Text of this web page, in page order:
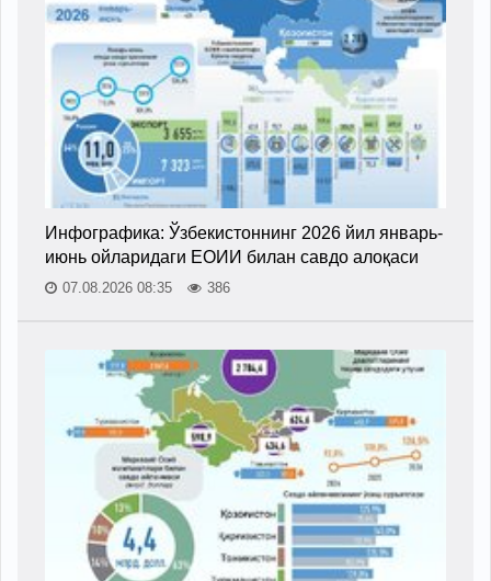
Инфографика: Ўзбекистоннинг 2026 йил январь-
июнь ойларидаги ЕОИИ билан савдо алоқаси
07.08.2026 08:35 386